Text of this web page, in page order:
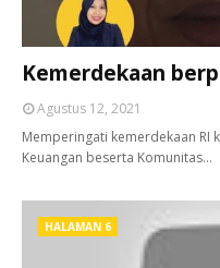
Kemerdekaan
Agustus 12, 2021
Memperingati kemerdekaan RI
Keuangan beserta Komunitas…
HALAMAN 6